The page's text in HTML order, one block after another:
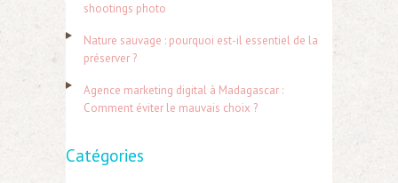
r
:
shootings photo
Nature sauvage : pourquoi est-il essentiel de la
préserver ?
Agence marketing digital à Madagascar :
Comment éviter le mauvais choix ?
Catégories